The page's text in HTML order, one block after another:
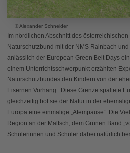
© Alexander Schneider
Im nördlichen Abschnitt des
Naturschutzbund mit der NMS Rainbach
anlässlich der European Green Belt Days
einem Unterrichtsschwerpunkt erzählten
Naturschutzbundes den Kindern von der
Eisernen Vorhang. Diese Grenze spaltete
gleichzeitig bot sie der Natur in der
Europa eine einmalige „Atempause“. Die
Region an der Maltsch, dem Grünen Band
Schülerinnen und Schüler dabei natürlich